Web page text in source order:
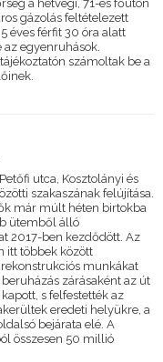
a hétvégi, 71-es főúton
gázolás feltételezett
éves férfit 30 óra alatt
az egyenruhások.
számoltak be a
utca, Kosztolányi és
szakaszának felújítása.
már múlt héten birtokba
ütemből álló
2017-ben kezdődött. Az
itt többek között
munkákat
zárásaként az út
s felfestették az
eredeti helyükre, a
bejárata elé. A
összesen 50 millió